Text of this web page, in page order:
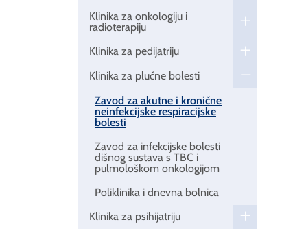
Klinika za onkologiju i
radioterapiju
Klinika za pedijatriju
Klinika za plućne bolesti
Zavod za akutne i kronične
neinfekcijske respiracijske
bolesti
Zavod za infekcijske bolesti
dišnog sustava s TBC i
pulmološkom onkologijom
Poliklinika i dnevna bolnica
Klinika za psihijatriju